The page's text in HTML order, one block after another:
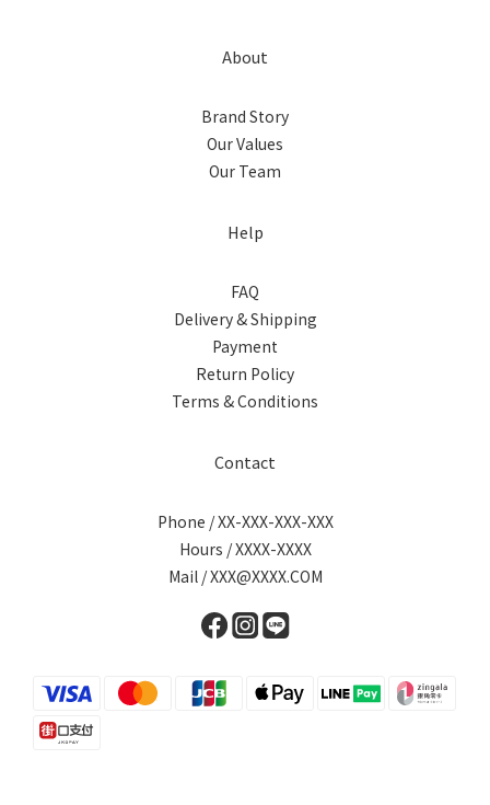
About
Brand Story
Our Values
Our Team
Help
FAQ
Delivery & Shipping
Payment
Return Policy
Terms & Conditions
Contact
Phone / XX-XXX-XXX-XXX
Hours / XXXX-XXXX
Mail / XXX@XXXX.COM